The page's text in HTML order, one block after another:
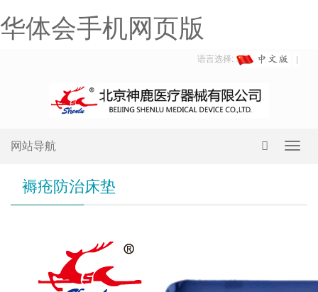
华体会手机网页版
语言选择:
网站导航
褥疮防治床垫